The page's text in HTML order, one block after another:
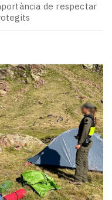
de respectar